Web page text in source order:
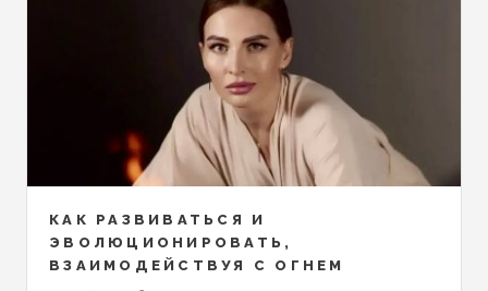
КАК РАЗВИВАТЬСЯ И
ЭВОЛЮЦИОНИРОВАТЬ,
ВЗАИМОДЕЙСТВУЯ С ОГНЕМ